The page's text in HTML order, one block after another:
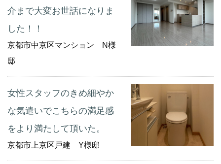
介まで大変お世話になりま
した！！
京都市中京区マンション N様
邸
女性スタッフのきめ細やか
な気遣いでこちらの満足感
をより満たして頂いた。
京都市上京区戸建 Y様邸